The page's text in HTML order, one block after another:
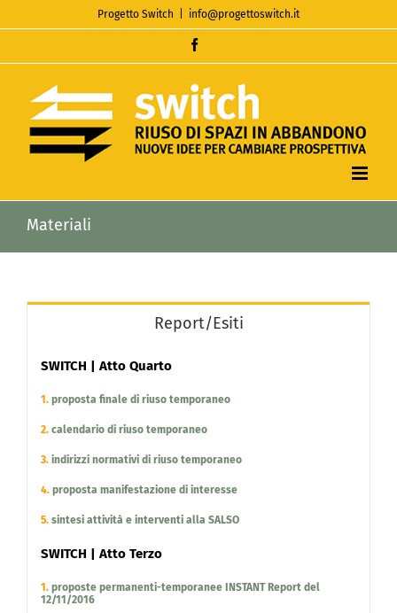
al
Progetto Switch info@progettoswitch.it
Materiali
Report/Esiti
SWITCH | Atto Quarto
1. proposta finale di riuso temporaneo
2. calendario di riuso temporaneo
3. indirizzi normativi di riuso temporaneo
4. proposta manifestazione di interesse
5. sintesi attività e interventi alla SALSO
SWITCH | Atto Terzo
1. proposte permanenti-temporanee INSTANT Report del
12/11/2016